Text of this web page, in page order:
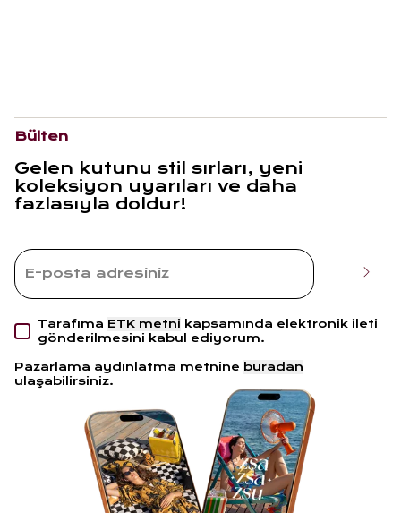
Bülten
Gelen kutunu stil sırları, yeni
koleksiyon uyarıları ve daha
fazlasıyla doldur!
Tarafıma ETK metni kapsamında elektronik ileti
gönderilmesini kabul ediyorum.
Pazarlama aydınlatma metnine buradan
ulaşabilirsiniz.